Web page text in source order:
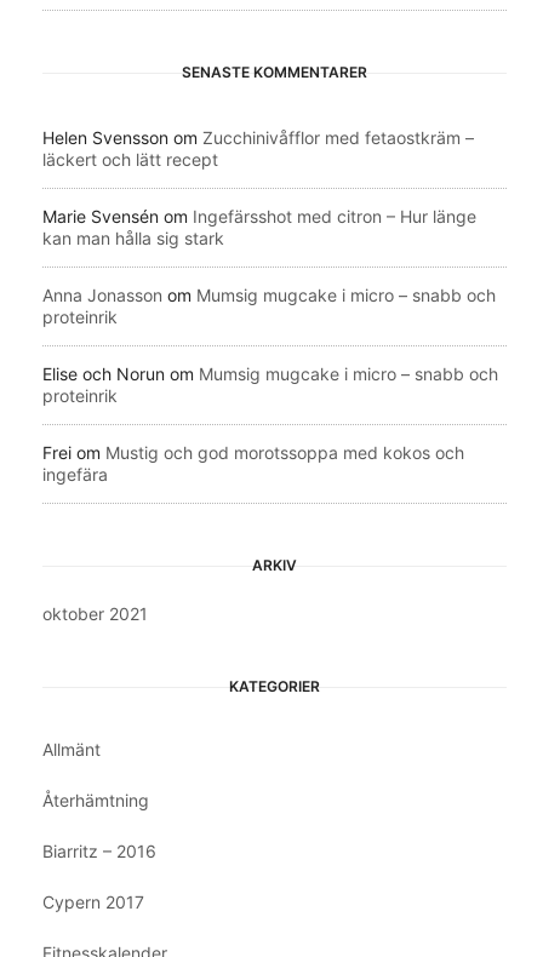
SENASTE KOMMENTARER
Helen Svensson om Zucchinivåfflor med fetaostkräm –
läckert och lätt recept
Marie Svensén om Ingefärsshot med citron – Hur länge
kan man hålla sig stark
Anna Jonasson om Mumsig mugcake i micro – snabb och
proteinrik
Elise och Norun om Mumsig mugcake i micro – snabb och
proteinrik
Frei om Mustig och god morotssoppa med kokos och
ingefära
ARKIV
oktober 2021
KATEGORIER
Allmänt
Återhämtning
Biarritz – 2016
Cypern 2017
Fitnesskalender